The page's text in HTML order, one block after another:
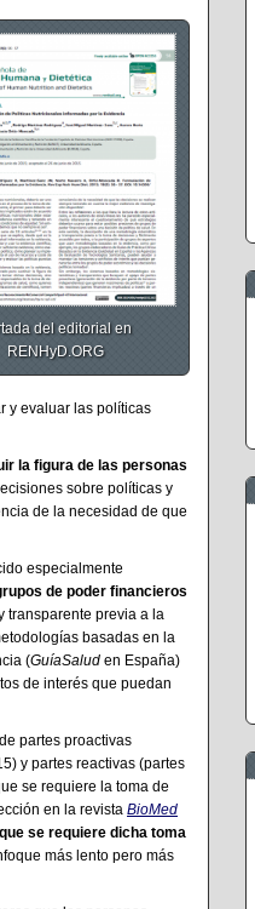
del editorial en
RENHyD.ORG
y evaluar las políticas
la figura de las personas
sobre políticas y
de la necesidad de que
especialmente
de poder financieros
transparente previa a la
basadas en la
(GuíaSalud en España)
de interés que puedan
partes proactivas
y partes reactivas (partes
se requiere la toma de
en la revista BioMed
se requiere dicha toma
más lento pero más